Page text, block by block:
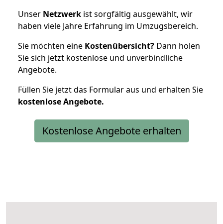
Unser Netzwerk ist sorgfältig ausgewählt, wir
haben viele Jahre Erfahrung im Umzugsbereich.
Sie möchten eine Kostenübersicht? Dann holen
Sie sich jetzt kostenlose und unverbindliche
Angebote.
Füllen Sie jetzt das Formular aus und erhalten Sie
kostenloseAngebote.
Kostenlose Angebote erhalten